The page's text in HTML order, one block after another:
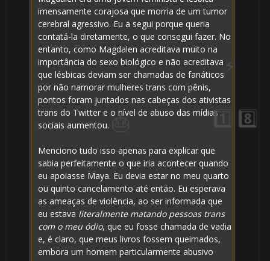
imensamente corajosa que morria de um tumor
cerebral agressivo. Eu a segui porque queria
contatá-la diretamente, o que consegui fazer. No
entanto, como Magdalen acreditava muito na
importância do sexo biológico e não acreditava
que lésbicas deviam ser chamadas de fanáticos
por não namorar mulheres trans com pênis,
pontos foram juntados nas cabeças dos ativistas
trans do Twitter e o nível de abuso das mídias
sociais aumentou.
Menciono tudo isso apenas para explicar que
sabia perfeitamente o que iria acontecer quando
eu apoiasse Maya. Eu devia estar no meu quarto
ou quinto cancelamento até então. Eu esperava
as ameaças de violência, ao ser informada que
eu estava literalmente matando pessoas trans
com o meu ódio, que eu fosse chamada de vadia
e, é claro, que meus livros fossem queimados,
embora um homem particularmente abusivo
🎂
⚡